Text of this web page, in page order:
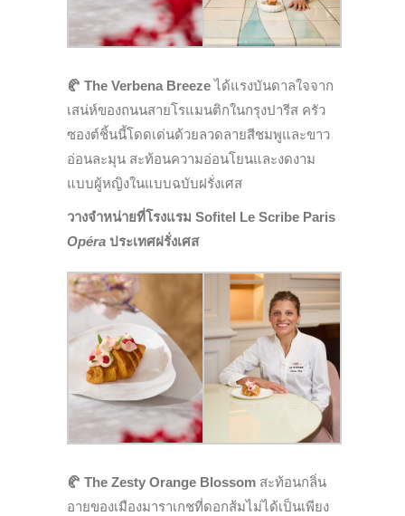
🥐 The Verbena Breezeได้แรงบันดาลใจจาก
เสน่ห์ของถนนสายโรแมนติกในกรุงปารีส ครัว
ซองต์ชิ้นนี้โดดเด่นด้วยลวดลายสีชมพูและขาว
อ่อนละมุน สะท้อนความอ่อนโยนและงดงาม
แบบผู้หญิงในแบบฉบับฝรั่งเศส
วางจำหน่ายที่โรงแรม Sofitel Le Scribe Paris
Opéra ประเทศฝรั่งเศส
🥐 The Zesty Orange Blossom สะท้อนกลิ่น
อายของเมืองมาราเกชที่ดอกส้มไม่ได้เป็นเพียง